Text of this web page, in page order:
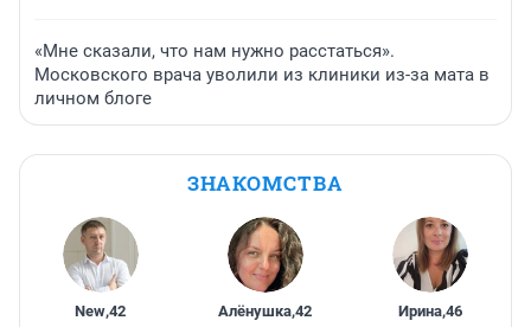
«Мне сказали, что нам нужно расстаться».
Московского врача уволили из клиники из-за мата в
личном блоге
ЗНАКОМСТВА
New,42 Алёнушка,42 Ирина,46